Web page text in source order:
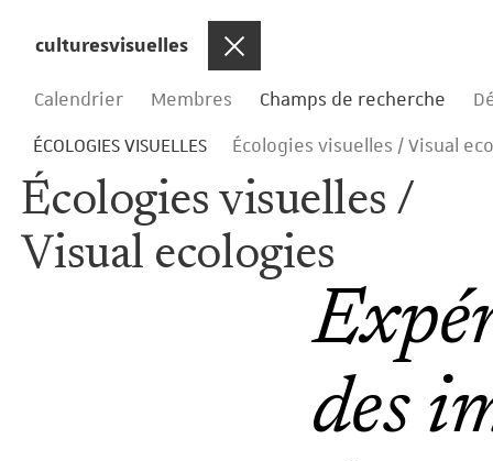
culturesvisuelles
Calendrier
Membres Champs de recherche
ÉCOLOGIES VISUELLES
Écologies visuelles / Visual
Écologies visuelles /
Visual ecologies
des